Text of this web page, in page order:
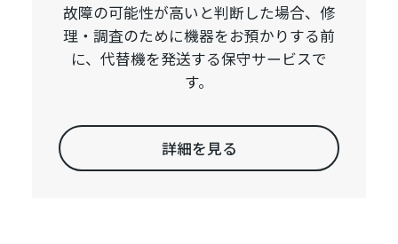
故障の可能性が高いと判断した場合、修
理・調査のために機器をお預かりする前
に、代替機を発送する保守サービスで
す。
詳細を見る